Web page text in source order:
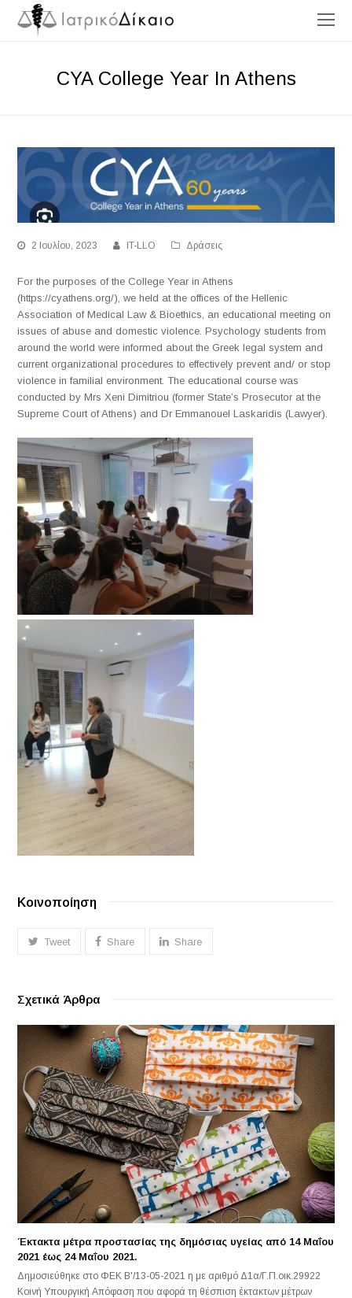
CYA College Year In Athens
2 Ιουλίου, 2023 IT-LLO Δράσεις
For the purposes of the College Year in Athens
(https://cyathens.org/), we held at the offices of the Hellenic
Association of Medical Law & Bioethics, an educational meeting on
issues of abuse and domestic violence. Psychology students from
around the world were informed about the Greek legal system and
current organizational procedures to effectively prevent and/ or stop
violence in familial environment. The educational course was
conducted by Mrs Xeni Dimitriou (former State’s Prosecutor at the
Supreme Court of Athens) and Dr Emmanouel Laskaridis (Lawyer).
Κοινοποίηση
Tweet Share Share
Σχετικά Άρθρα
Έκτακτα μέτρα προστασίας της δημόσιας υγείας από 14 Μαΐου
2021 έως 24 Μαΐου 2021.
Δημοσιεύθηκε στο ΦΕΚ Β'/13-05-2021 η με αριθμό Δ1α/Γ.Π.οικ.29922
Κοινή Υπουργική Απόφαση που αφορά τη θέσπιση έκτακτων μέτρων